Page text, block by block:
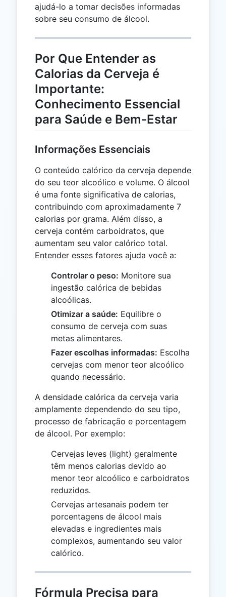
ajudá-lo a tomar decisões informadas
sobre seu consumo de álcool.
Por Que Entender as
Calorias da Cerveja é
Importante:
Conhecimento Essencial
para Saúde e Bem-Estar
Informações Essenciais
O conteúdo calórico da cerveja depende
do seu teor alcoólico e volume. O álcool
é uma fonte significativa de calorias,
contribuindo com aproximadamente 7
calorias por grama. Além disso, a
cerveja contém carboidratos, que
aumentam seu valor calórico total.
Entender esses fatores ajuda você a:
Controlar o peso: Monitore sua
ingestão calórica de bebidas
alcoólicas.
Otimizar a saúde: Equilibre o
consumo de cerveja com suas
metas alimentares.
Fazer escolhas informadas: Escolha
cervejas com menor teor alcoólico
quando necessário.
A densidade calórica da cerveja varia
amplamente dependendo do seu tipo,
processo de fabricação e porcentagem
de álcool. Por exemplo:
Cervejas leves (light) geralmente
têm menos calorias devido ao
menor teor alcoólico e carboidratos
reduzidos.
Cervejas artesanais podem ter
porcentagens de álcool mais
elevadas e ingredientes mais
complexos, aumentando seu valor
calórico.
Fórmula Precisa para